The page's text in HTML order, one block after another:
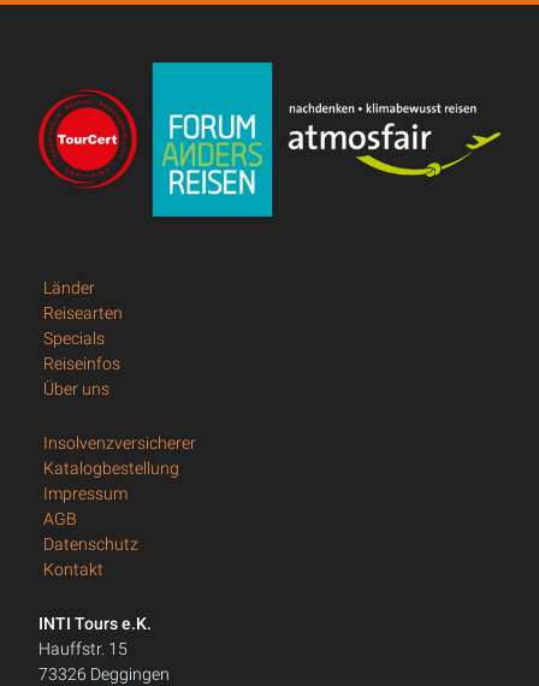
Länder
Reisearten
Specials
Reiseinfos
Über uns
Insolvenzversicherer
Katalogbestellung
Impressum
AGB
Datenschutz
Kontakt
INTI Tours e.K.
Hauffstr. 15
73326 Deggingen